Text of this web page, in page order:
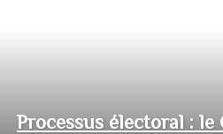
Processus électoral : le